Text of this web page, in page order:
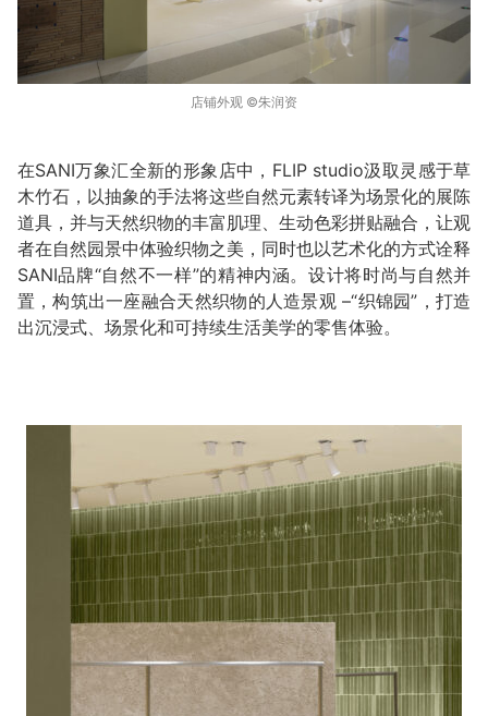
店铺外观 ©️朱润资
在SANI万象汇全新的形象店中，FLIP studio汲取灵感于草
木竹石，以抽象的手法将这些自然元素转译为场景化的展陈
道具，并与天然织物的丰富肌理、生动色彩拼贴融合，让观
者在自然园景中体验织物之美，同时也以艺术化的方式诠释
SANI品牌“自然不一样”的精神内涵。设计将时尚与自然并
置，构筑出一座融合天然织物的人造景观 –“织锦园”，打造
出沉浸式、场景化和可持续生活美学的零售体验。